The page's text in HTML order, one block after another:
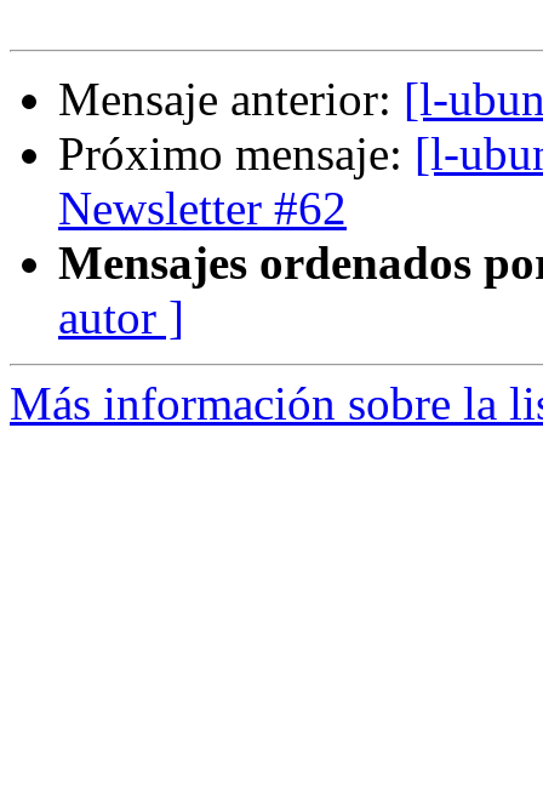
Mensaje anterior: [l-
Próximo mensaje: [l-
Newsletter #62
Mensajes ordenados
autor ]
Más información sobre la